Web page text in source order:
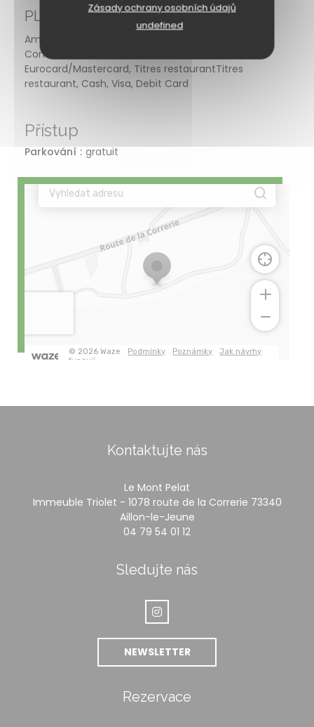
Zásady ochrany osobních údajů
undefined
PLATEBNÍ METODY
Amex, Mobile payment, Paiement Sans
ContactPaiement Sans Contact,
Eurocard/Mastercard, Titres restaurantTitres
restaurant, Cash, Visa, Debit Card
Přístup
Parkování gratuit
Kontaktujte nás
Le Mont Pelat
Immeuble Triolet - 1078 route de la Correrie 73340
Aillon-le-Jeune((otevře se v novém
04 79 54 01 12
Sledujte nás
Instagram ((otevře se v
NEWSLETTER
Rezervace